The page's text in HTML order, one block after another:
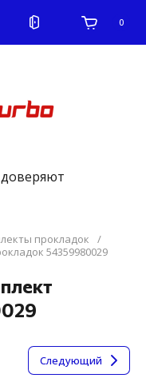
0
прокладок
/
54359980029
Следующий